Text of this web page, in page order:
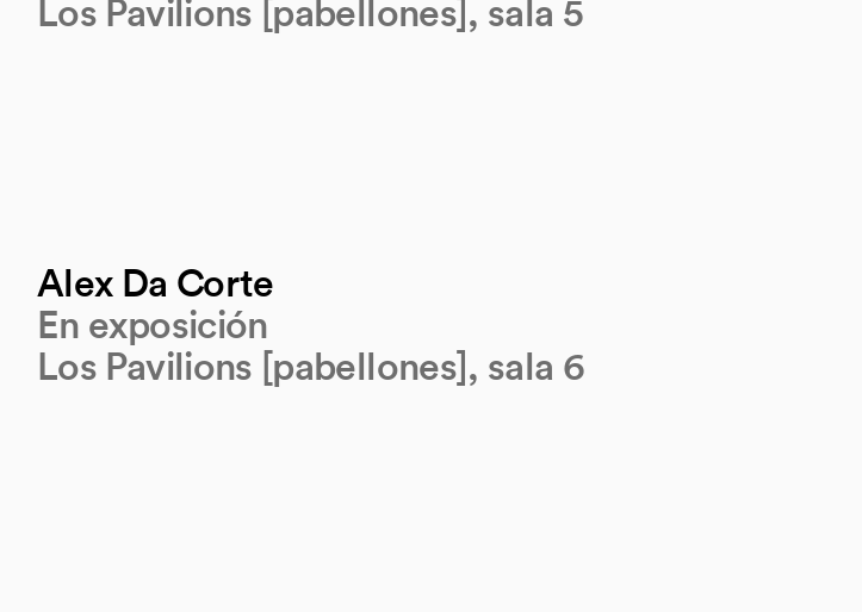
Los Pavilions [pabellones], sala 5
Alex Da Corte
En exposición
Los Pavilions [pabellones], sala 6